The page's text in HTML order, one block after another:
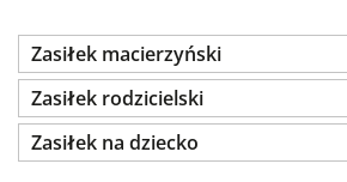
Zasiłek macierzyński
Zasiłek rodzicielski
Zasiłek na dziecko